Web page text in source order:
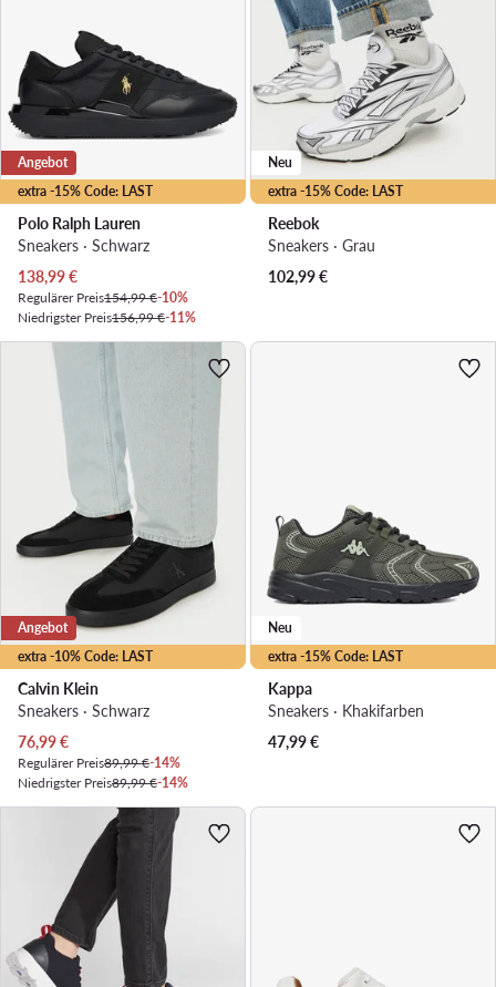
extra -15% Code: LAST
Angebot
Polo Ralph Lauren
Sneakers · Schwarz
Aktueller Preis
138,99€
Regulärer Preis154,99 €-10%
Niedrigster Preis156,99 €-11%
extra -15% Code: LAST
Neu
Reebok
Sneakers · Grau
102,99€
extra -10% Code: LAST
Angebot
Calvin Klein
Sneakers · Schwarz
Aktueller Preis
76,99€
Regulärer Preis89,99 €-14%
Niedrigster Preis89,99 €-14%
extra -15% Code: LAST
Neu
Kappa
Sneakers · Khakifarben
47,99€